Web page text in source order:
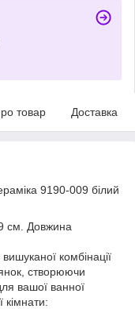
товар Доставка
9190-009 білий
см. Довжина
комбінації
створюючи
вашої ванної
кімнати: